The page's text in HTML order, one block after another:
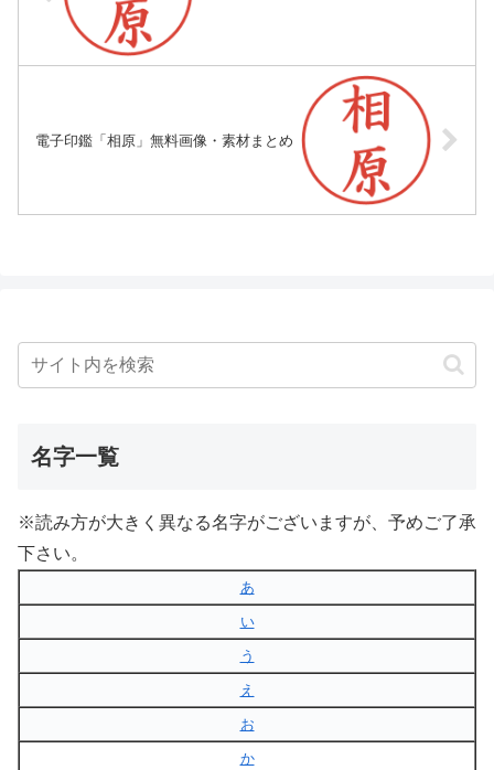
電子印鑑「相原」無料画像・素材まとめ
名字一覧
※読み方が大きく異なる名字がございますが、予めご了承
下さい。
あ
い
う
え
お
か